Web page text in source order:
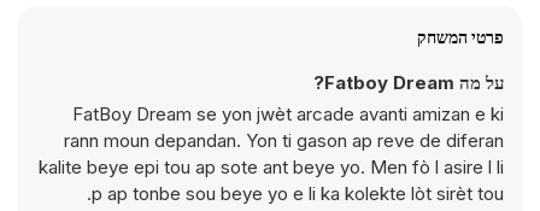
פרטי המשחק
על מה Fatboy Dream?
FatBoy Dream se yon jwèt arcade avanti amizan e ki
rann moun depandan. Yon ti gason ap reve de diferan
kalite beye epi tou ap sote ant beye yo. Men fò l asire l li
p ap tonbe sou beye yo e li ka kolekte lòt sirèt tou.